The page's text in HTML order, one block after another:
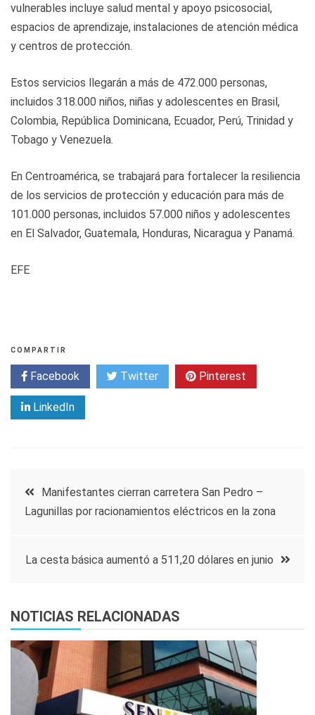
vulnerables incluye salud mental y apoyo psicosocial,
espacios de aprendizaje, instalaciones de atención médica
y centros de protección.
Estos servicios llegarán a más de 472.000 personas,
incluidos 318.000 niños, niñas y adolescentes en Brasil,
Colombia, República Dominicana, Ecuador, Perú, Trinidad y
Tobago y Venezuela.
En Centroamérica, se trabajará para fortalecer la resiliencia
de los servicios de protección y educación para más de
101.000 personas, incluidos 57.000 niños y adolescentes
en El Salvador, Guatemala, Honduras, Nicaragua y Panamá.
EFE
COMPARTIR
Facebook Twitter Pinterest
LinkedIn
Navegación
entradas
Manifestantes cierran carretera San Pedro –
Lagunillas por racionamientos eléctricos en la zona
La cesta básica aumentó a 511,20 dólares en junio
NOTICIAS RELACIONADAS